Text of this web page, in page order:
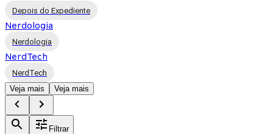
Depois do Expediente
Nerdologia
Nerdologia
NerdTech
NerdTech
Veja mais
Veja mais
Filtrar